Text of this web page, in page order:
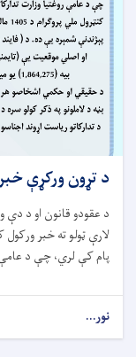
د تړون ورکړې
د عقودو قانون او د دې
لارې ټولو ته خبر
پام کې لري، چې د عامې
نور...
د